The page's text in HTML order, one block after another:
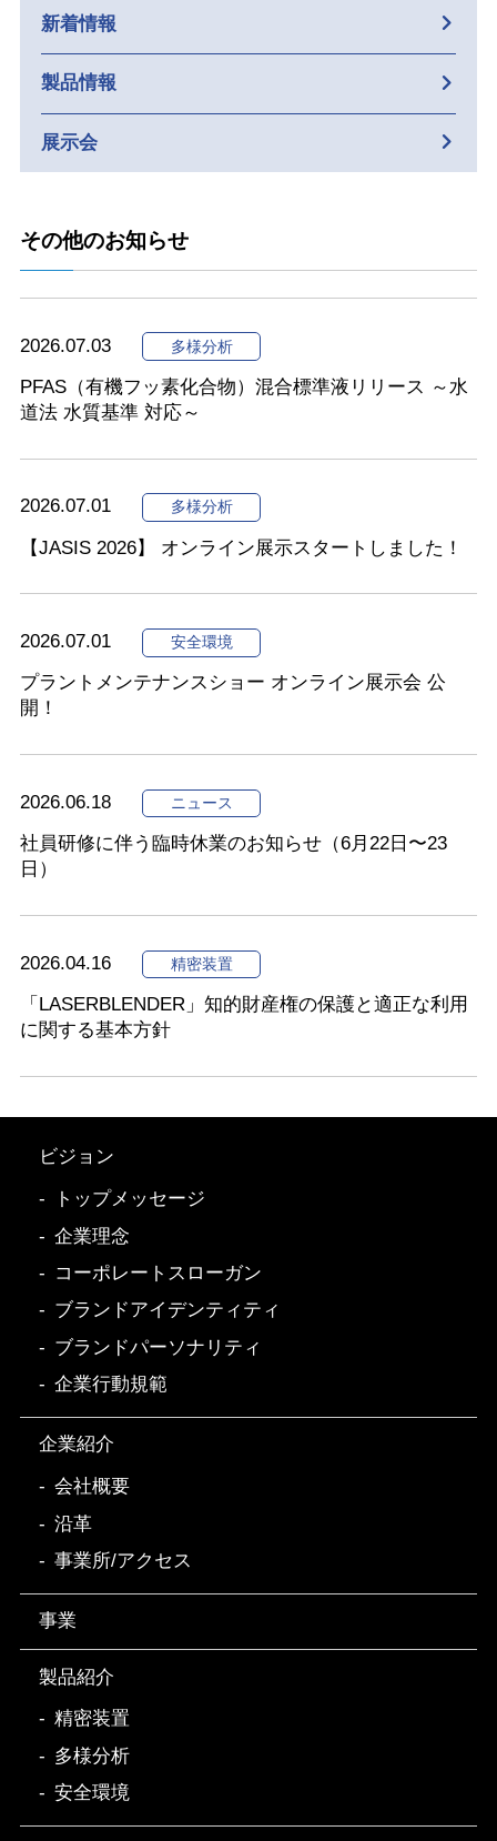
新着情報
製品情報
展示会
その他のお知らせ
2026.07.03 多様分析
PFAS（有機フッ素化合物）混合標準液リリース ～水
道法 水質基準 対応～
2026.07.01 多様分析
【JASIS 2026】 オンライン展示スタートしました！
2026.07.01 安全環境
プラントメンテナンスショー オンライン展示会 公
開！
2026.06.18 ニュース
社員研修に伴う臨時休業のお知らせ（6月22日〜23
日）
2026.04.16 精密装置
「LASERBLENDER」知的財産権の保護と適正な利用
に関する基本方針
ビジョン
トップメッセージ
企業理念
コーポレートスローガン
ブランドアイデンティティ
ブランドパーソナリティ
企業行動規範
企業紹介
会社概要
沿革
事業所/アクセス
事業
製品紹介
精密装置
多様分析
安全環境